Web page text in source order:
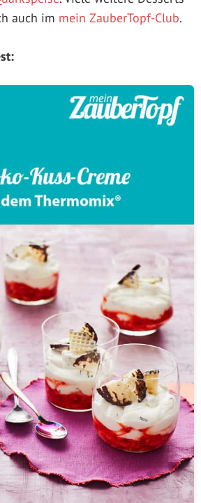
auch im mein ZauberTopf-Club.